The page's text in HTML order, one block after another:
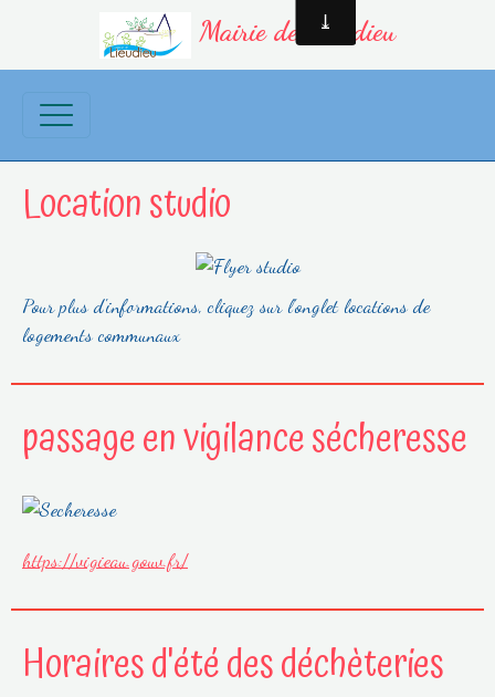
Mairie de Lieudieu
Location studio
Pour plus d'informations, cliquez sur l'onglet locations de
logements communaux
passage en vigilance sécheresse
https://vigieau.gouv.fr/
Horaires d'été des déchèteries